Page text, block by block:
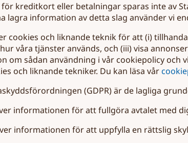
för kreditkort eller betalningar sparas inte av
lagra information av detta slag använder vi
cookies och liknande teknik för att (i)
våra tjänster används, och (iii) visa
om sådan användning i vår cookiepolicy och
och liknande tekniker. Du kan läsa vår
(GDPR) är de lagliga
informationen för att fullgöra avtalet med
informationen för att uppfylla en rättslig